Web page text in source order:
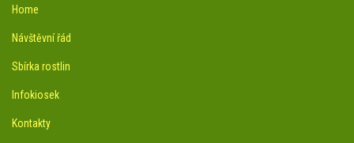
Home
Návštěvní řád
Sbírka rostlin
Infokiosek
Kontakty